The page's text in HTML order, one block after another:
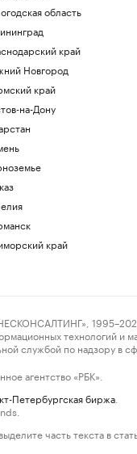
область
край
Новгород
край
на-Дону
край
1995–2026.
технологий и
службой по надзору в
агентство «РБК».
Петербургская биржа
часть текста в